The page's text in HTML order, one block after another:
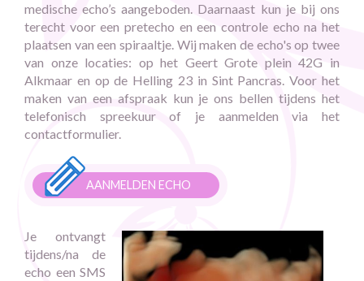
medische echo’s aangeboden. Daarnaast kun je bij ons
terecht voor een pretecho en een controle echo na het
plaatsen van een spiraaltje. Wij maken de echo's op twee
van onze locaties: op het Geert Grote plein 42G in
Alkmaar en op de Helling 23 in Sint Pancras. Voor het
maken van een afspraak kun je ons bellen tijdens het
telefonisch spreekuur of je aanmelden via het
contactformulier.
AANMELDEN ECHO
Je ontvangt
tijdens/na de
echo een SMS